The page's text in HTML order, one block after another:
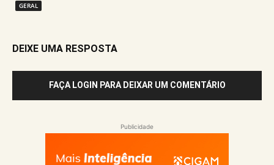
GERAL
DEIXE UMA RESPOSTA
FAÇA LOGIN PARA DEIXAR UM COMENTÁRIO
Publicidade